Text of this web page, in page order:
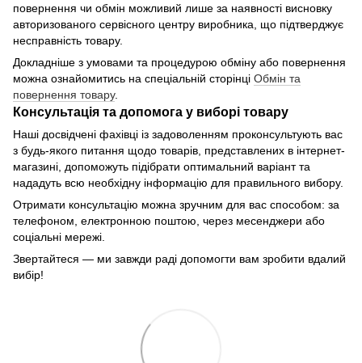
повернення чи обмін можливий лише за наявності висновку
авторизованого сервісного центру виробника, що підтверджує
несправність товару.
Докладніше з умовами та процедурою обміну або повернення
можна ознайомитись на спеціальній сторінці Обмін та
повернення товару.
Консультація та допомога у виборі товару
Наші досвідчені фахівці із задоволенням проконсультують вас
з будь-якого питання щодо товарів, представлених в інтернет-
магазині, допоможуть підібрати оптимальний варіант та
нададуть всю необхідну інформацію для правильного вибору.
Отримати консультацію можна зручним для вас способом: за
телефоном, електронною поштою, через месенджери або
соціальні мережі.
Звертайтеся — ми завжди раді допомогти вам зробити вдалий
вибір!